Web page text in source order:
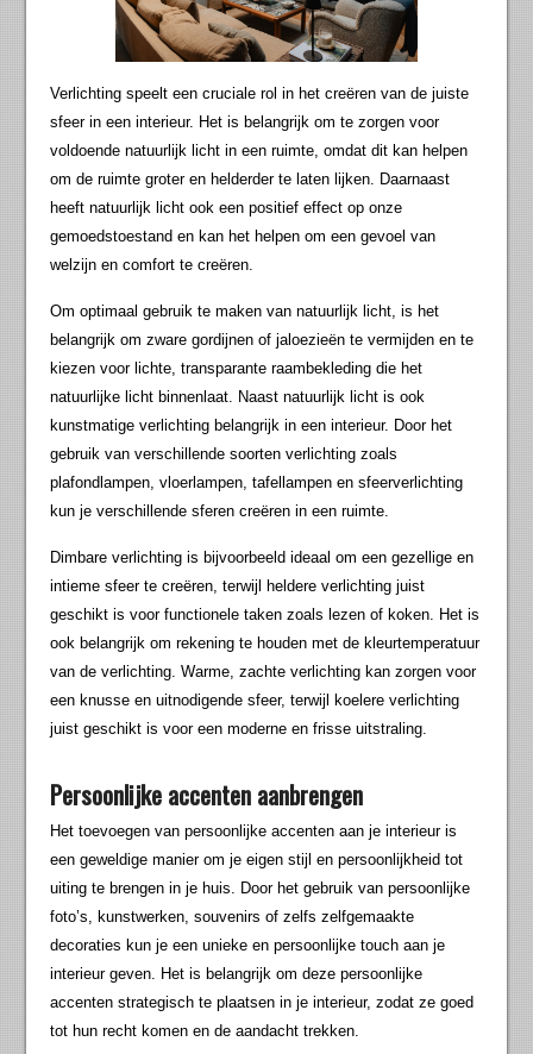
Verlichting speelt een cruciale rol in het creëren van de juiste
sfeer in een interieur. Het is belangrijk om te zorgen voor
voldoende natuurlijk licht in een ruimte, omdat dit kan helpen
om de ruimte groter en helderder te laten lijken. Daarnaast
heeft natuurlijk licht ook een positief effect op onze
gemoedstoestand en kan het helpen om een gevoel van
welzijn en comfort te creëren.
Om optimaal gebruik te maken van natuurlijk licht, is het
belangrijk om zware gordijnen of jaloezieën te vermijden en te
kiezen voor lichte, transparante raambekleding die het
natuurlijke licht binnenlaat. Naast natuurlijk licht is ook
kunstmatige verlichting belangrijk in een interieur. Door het
gebruik van verschillende soorten verlichting zoals
plafondlampen, vloerlampen, tafellampen en sfeerverlichting
kun je verschillende sferen creëren in een ruimte.
Dimbare verlichting is bijvoorbeeld ideaal om een gezellige en
intieme sfeer te creëren, terwijl heldere verlichting juist
geschikt is voor functionele taken zoals lezen of koken. Het is
ook belangrijk om rekening te houden met de kleurtemperatuur
van de verlichting. Warme, zachte verlichting kan zorgen voor
een knusse en uitnodigende sfeer, terwijl koelere verlichting
juist geschikt is voor een moderne en frisse uitstraling.
Persoonlijke accenten aanbrengen
Het toevoegen van persoonlijke accenten aan je interieur is
een geweldige manier om je eigen stijl en persoonlijkheid tot
uiting te brengen in je huis. Door het gebruik van persoonlijke
foto’s, kunstwerken, souvenirs of zelfs zelfgemaakte
decoraties kun je een unieke en persoonlijke touch aan je
interieur geven. Het is belangrijk om deze persoonlijke
accenten strategisch te plaatsen in je interieur, zodat ze goed
tot hun recht komen en de aandacht trekken.